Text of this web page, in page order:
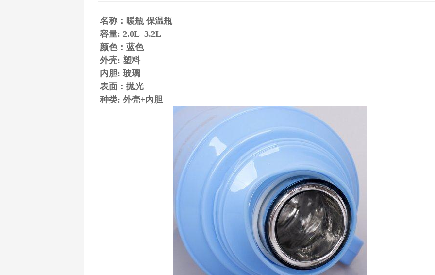
名称：暖瓶 保温瓶
容量: 2.0L 3.2L
颜色：蓝色
外壳: 塑料
内胆: 玻璃
表面：抛光
种类: 外壳+内胆